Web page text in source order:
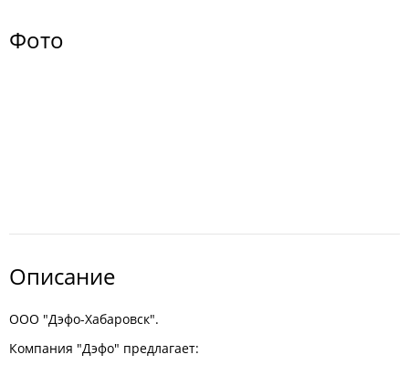
Фото
Описание
ООО "Дэфо-Хабаровск".
Компания "Дэфо" предлагает: